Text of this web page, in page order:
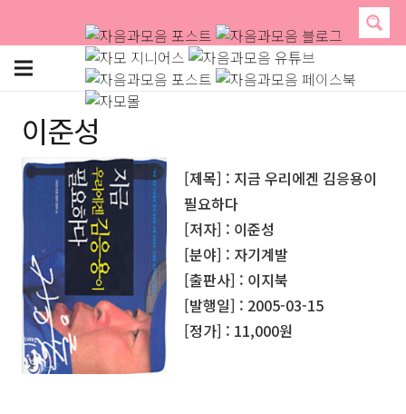
이준성
[제목] : 지금 우리에겐 김응용이
필요하다
[저자] : 이준성
[분야] : 자기계발
[출판사] : 이지북
[발행일] : 2005-03-15
[정가] : 11,000원